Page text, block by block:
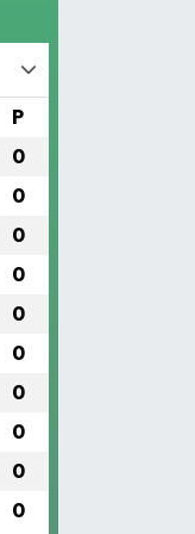
P
0
0
0
0
0
0
0
0
0
0